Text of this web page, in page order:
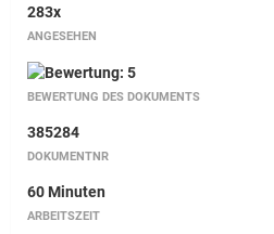
283x
ANGESEHEN
BEWERTUNG DES DOKUMENTS
385284
DOKUMENTNR
60 Minuten
ARBEITSZEIT